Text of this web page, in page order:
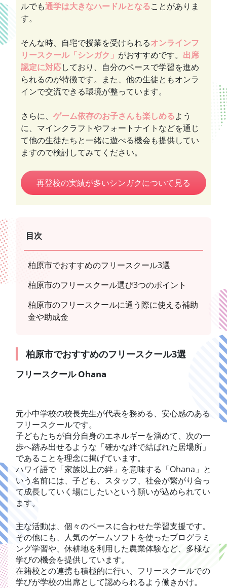
ルでも通学は大きなハードルとなることがありま
す。
そんな時、自宅で授業を受けられるオンラインフ
リースクール「シンガク」 がおすすめです。 出席
認定に対応しており、自分のペースで学習を進め
られるのが特徴です。また、他の生徒ともオンラ
インで交流できる環境が整っています。
さらに、 ゲーム依存のお子さんも楽しめるよう
に、マインクラフトやフォートナイトなどを通じ
て他の生徒たちと一緒に遊べる機会も提供してい
ますので検討してみてください。
再登校の実績が多いシンガクについて見る
目次
柏原市でおすすめのフリースクール3選
柏原市のフリースクール選び3つのポイント
柏原市のフリースクールに通う際に使える補助
金や助成金
柏原市でおすすめのフリースクール3選
フリースクール Ohana
元小中学校の校長先生が代表を務める、安心感のある
フリースクールです。
子どもたちが自分自身のエネルギーを溜めて、次の一
歩へ踏み出せるような「確かな絆で結ばれた居場所」
であることを理念に掲げています。
ハワイ語で「家族以上の絆」を意味する「Ohana」と
いう名前には、子ども、スタッフ、社会が繋がり合っ
て成長していく場にしたいという願いが込められてい
ます。
主な活動は、個々のペースに合わせた学習支援です。
その他にも、人気のゲームソフトを使ったプログラミ
ング学習や、休耕地を利用した農業体験など、多様な
学びの機会を提供しています。
在籍校との連携も積極的に行い、フリースクールでの
学びが学校の出席として認められるよう働きかけ。